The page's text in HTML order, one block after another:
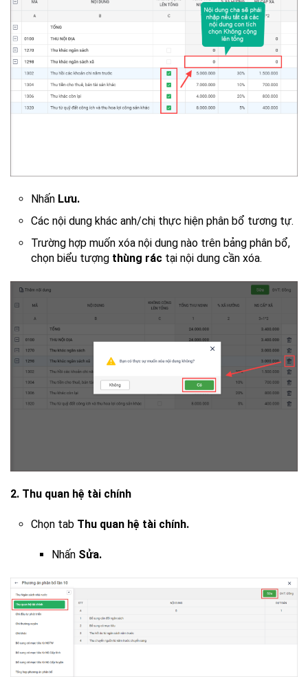
Nhấn Lưu.
Các nội dung khác anh/chị thực hiện phân bổ tương tự.
Trường hợp muốn xóa nội dung nào trên bảng phân bổ,
chọn biểu tượng thùng rác tại nội dung cần xóa.
2. Thu quan hệ tài chính
Chọn tab Thu quan hệ tài chính.
Nhấn Sửa.